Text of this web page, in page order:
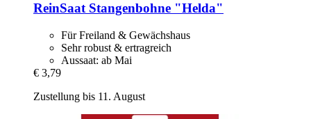
ReinSaatStangenbohne "Helda"
Für Freiland & Gewächshaus
Sehr robust & ertragreich
Aussaat: ab Mai
€ 3,79
Zustellung bis 11. August